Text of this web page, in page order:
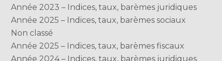
Année 2023 – Indices, taux, barèmes juridiques
Année 2025 – Indices, taux, barèmes sociaux
Non classé
Année 2025 – Indices, taux, barèmes fiscaux
Année 2024 – Indices, taux, barèmes juridiques